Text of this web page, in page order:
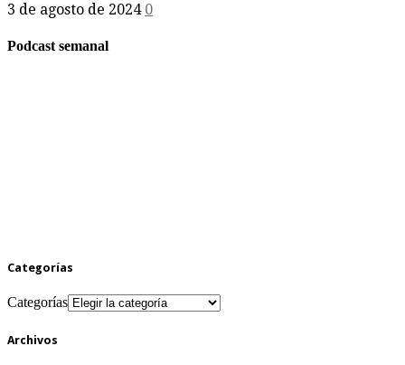
3 de agosto de 2024 0
Podcast semanal
Categorías
Categorías
Archivos